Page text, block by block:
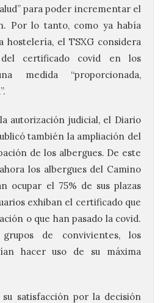
para poder incrementar el
Por lo tanto, como ya había
hostelería, el TSXG considera
certificado covid en los
medida “proporcionada,
autorización judicial, el Diario
también la ampliación del
de los albergues. De este
los albergues del Camino
ocupar el 75% de sus plazas
exhiban el certificado que
o que han pasado la covid.
de convivientes, los
hacer uso de su máxima
satisfacción por la decisión